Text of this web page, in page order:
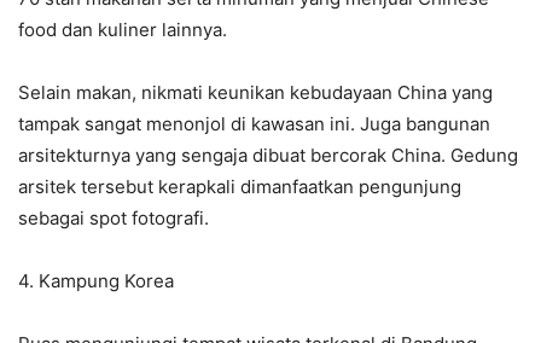
food dan kuliner lainnya.
Selain makan, nikmati keunikan kebudayaan China yang
tampak sangat menonjol di kawasan ini. Juga bangunan
arsitekturnya yang sengaja dibuat bercorak China. Gedung
arsitek tersebut kerapkali dimanfaatkan pengunjung
sebagai spot fotografi.
4. Kampung Korea